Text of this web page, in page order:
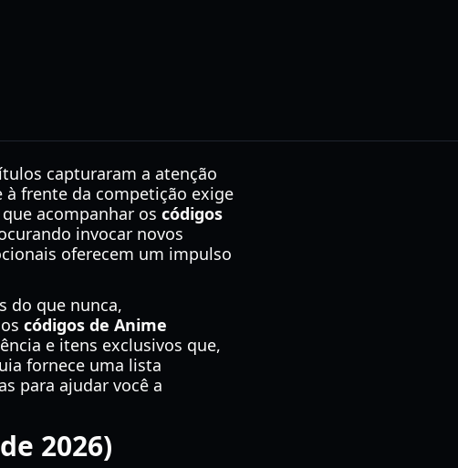
capturaram a atenção
frente da competição exige
acompanhar os códigos
invocar novos
oferecem um impulso
do que nunca,
códigos de Anime
e itens exclusivos que,
fornece uma lista
para ajudar você a
2026)